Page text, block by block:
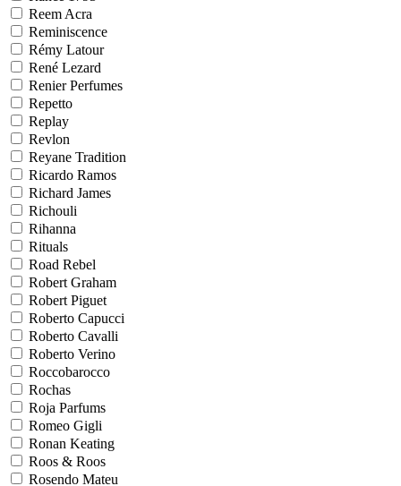
Reem Acra
Reminiscence
Rémy Latour
René Lezard
Renier Perfumes
Repetto
Replay
Revlon
Reyane Tradition
Ricardo Ramos
Richard James
Richouli
Rihanna
Rituals
Road Rebel
Robert Graham
Robert Piguet
Roberto Capucci
Roberto Cavalli
Roberto Verino
Roccobarocco
Rochas
Roja Parfums
Romeo Gigli
Ronan Keating
Roos & Roos
Rosendo Mateu